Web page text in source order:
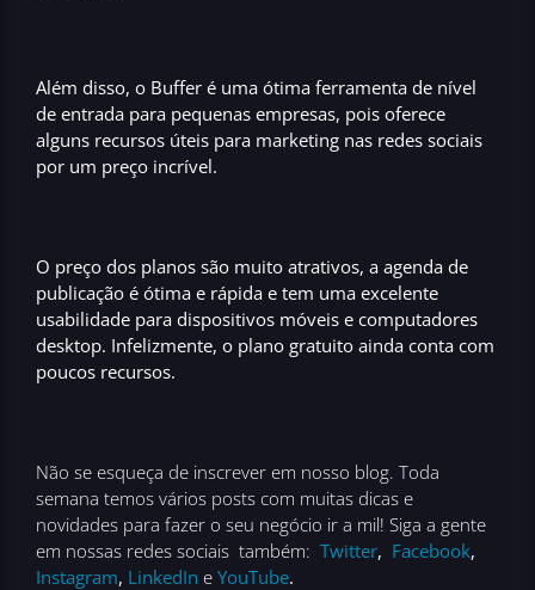
Além disso, o Buffer é uma ótima ferramenta de nível
de entrada para pequenas empresas, pois oferece
alguns recursos úteis para marketing nas redes sociais
por um preço incrível.
O preço dos planos são muito atrativos, a agenda de
publicação é ótima e rápida e tem uma excelente
usabilidade para dispositivos móveis e computadores
desktop. Infelizmente, o plano gratuito ainda conta com
poucos recursos.
Não se esqueça de inscrever em nosso blog. Toda
semana temos vários posts com muitas dicas e
novidades para fazer o seu negócio ir a mil! Siga a gente
em nossas redes sociais também: Twitter, Facebook,
Instagram, LinkedIn e YouTube.